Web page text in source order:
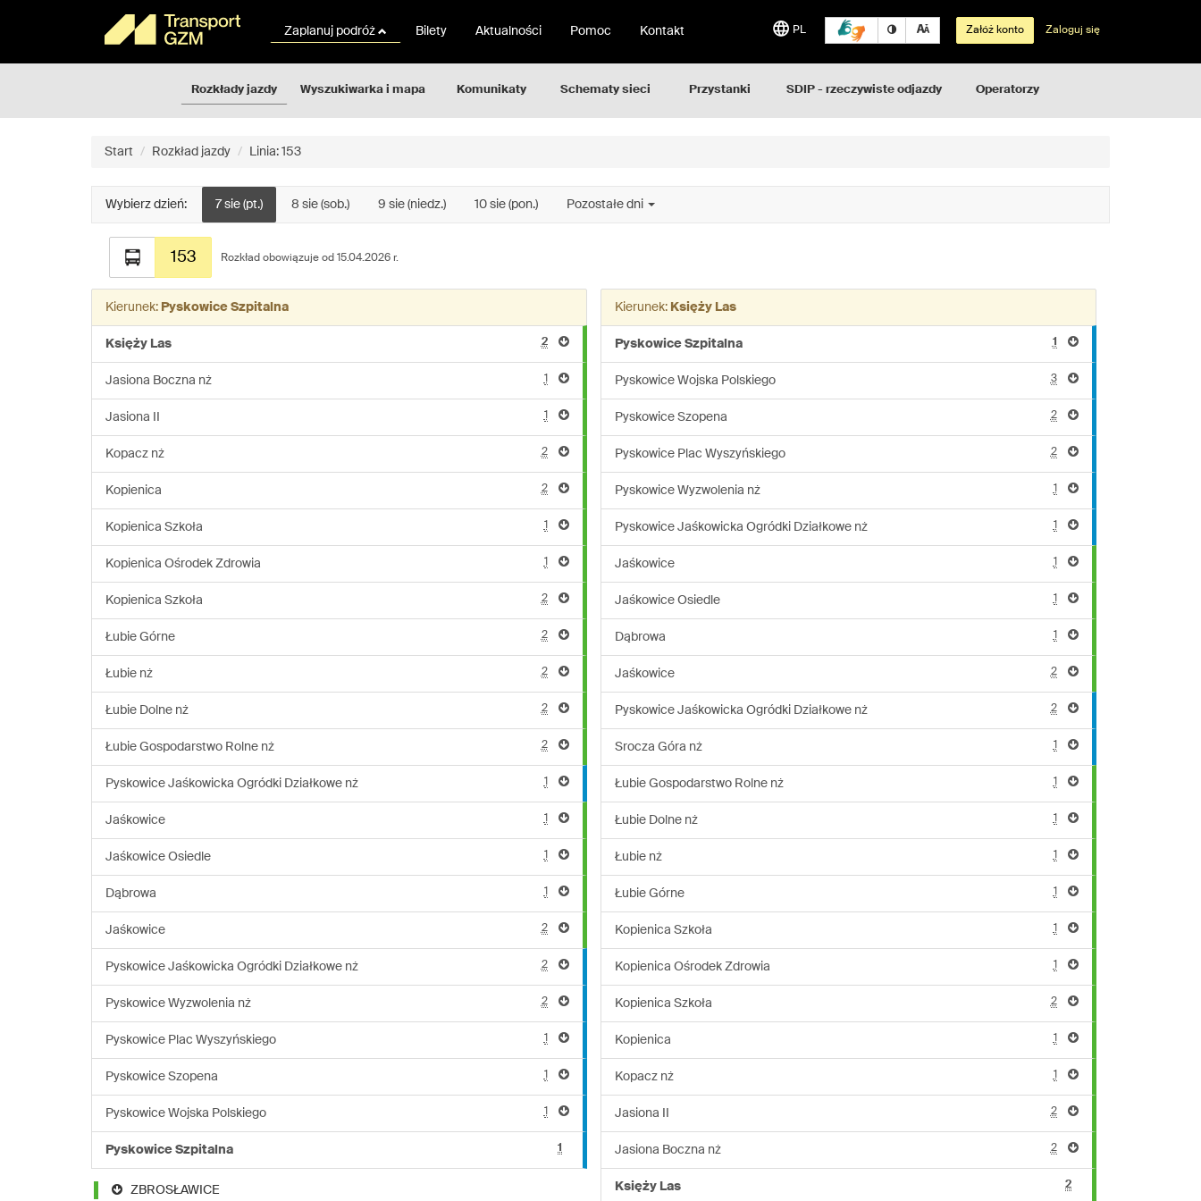
strony
Zaplanuj podróż Bilety Aktualności Pomoc Kontakt PL Załóż konto Zaloguj się
Rozkłady jazdy Wyszukiwarka i mapa Komunikaty Schematy sieci Przystanki SDIP - rzeczywiste odjazdy Operatorzy
Start Rozkład jazdy Linia: 153
Wybierz dzień: 7 sie (pt.) 8 sie (sob.) 9 sie (niedz.) 10 sie (pon.) Pozostałe dni
153
jazdy
linii:
153
Rozkład obowiązuje od 15.04.2026 r.
Kierunek: Pyskowice Szpitalna
Księży Las 2
Jasiona Boczna nż 1
Jasiona II 1
Kopacz nż 2
Kopienica 2
Kopienica Szkoła 1
Kopienica Ośrodek Zdrowia 1
Kopienica Szkoła 2
Łubie Górne 2
Łubie nż 2
Łubie Dolne nż 2
Łubie Gospodarstwo Rolne nż 2
Pyskowice Jaśkowicka Ogródki Działkowe nż 1
Jaśkowice 1
Jaśkowice Osiedle 1
Dąbrowa 1
Jaśkowice 2
Pyskowice Jaśkowicka Ogródki Działkowe nż 2
Pyskowice Wyzwolenia nż 2
Pyskowice Plac Wyszyńskiego 1
Pyskowice Szopena 1
Pyskowice Wojska Polskiego 1
Pyskowice Szpitalna 1
ZBROSŁAWICE
Kierunek: Księży Las
Pyskowice Szpitalna 1
Pyskowice Wojska Polskiego 3
Pyskowice Szopena 2
Pyskowice Plac Wyszyńskiego 2
Pyskowice Wyzwolenia nż 1
Pyskowice Jaśkowicka Ogródki Działkowe nż 1
Jaśkowice 1
Jaśkowice Osiedle 1
Dąbrowa 1
Jaśkowice 2
Pyskowice Jaśkowicka Ogródki Działkowe nż 2
Srocza Góra nż 1
Łubie Gospodarstwo Rolne nż 1
Łubie Dolne nż 1
Łubie nż 1
Łubie Górne 1
Kopienica Szkoła 1
Kopienica Ośrodek Zdrowia 1
Kopienica Szkoła 2
Kopienica 1
Kopacz nż 1
Jasiona II 2
Jasiona Boczna nż 2
Księży Las 2